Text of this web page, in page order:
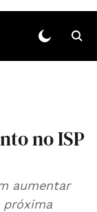
no ISP
aumentar
próxima